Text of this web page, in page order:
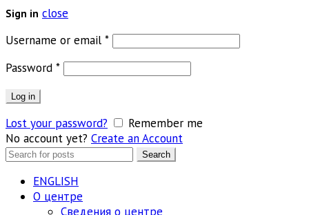
Sign in close
Username or email *Обязательно
Password *Обязательно
Log in
Lost your password?
Remember me
No account yet? Create an Account
Search
Search
ENGLISH
О центре
Сведения о центре